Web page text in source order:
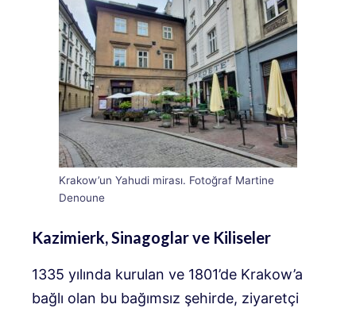
Krakow’un Yahudi mirası. Fotoğraf Martine
Denoune
Kazimierk, Sinagoglar ve Kiliseler
1335 yılında kurulan ve 1801’de Krakow’a
bağlı olan bu bağımsız şehirde, ziyaretçi